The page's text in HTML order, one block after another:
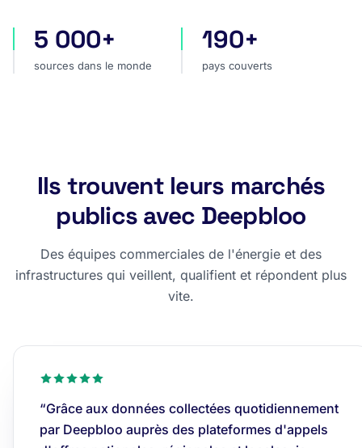
sources dans le monde
5 000+
sources dans le monde
pays couverts
190+
pays couverts
Ils trouvent leurs marchés
publics avec Deepbloo
Des équipes commerciales de l'énergie et des
infrastructures qui veillent, qualifient et répondent plus
vite.
“Grâce aux données collectées quotidiennement
par Deepbloo auprès des plateformes d'appels